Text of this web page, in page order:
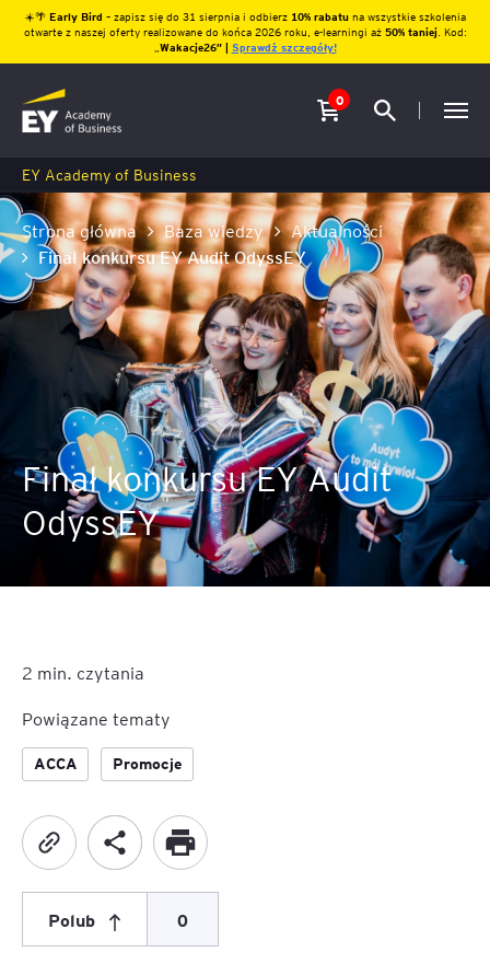
☀️🌴 Early Bird – zapisz się do 31 sierpnia i odbierz10% rabatu na wszystkie szkolenia
otwarte z naszej oferty realizowane do końca 2026 roku, e-learningi aż 50% taniej. Kod:
Wakacje26″ | Sprawdź szczegóły!
0
EY Academy of Business
Strona główna Baza wiedzy
Aktualności
Finał konkursu EY Audit OdyssEY
Finał konkursu EY Audit
OdyssEY
2 min. czytania
Powiązane tematy
ACCA Promocje
Polub 0